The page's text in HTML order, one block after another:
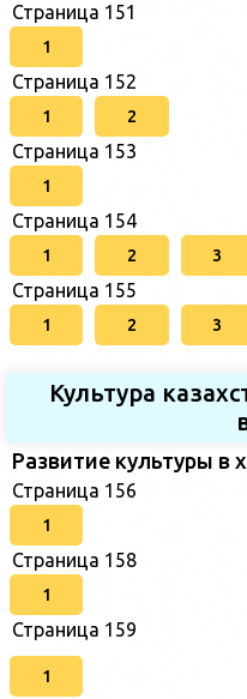
Страница 151
1
Страница 152
1 2
Страница 153
1
Страница 154
1 2 3
Страница 155
1 2 3
Культура
Развитие культуры в
Страница 156
1
Страница 158
1
Страница 159
1